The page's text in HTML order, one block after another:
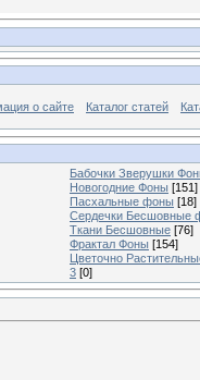
о сайте Каталог статей
Бабочки Зверушки
Новогодние Фоны [151]
Пасхальные фоны [18]
Сердечки Бесшовные
Ткани Бесшовные [76]
Фрактал Фоны [154]
Цветочно
3 [0]